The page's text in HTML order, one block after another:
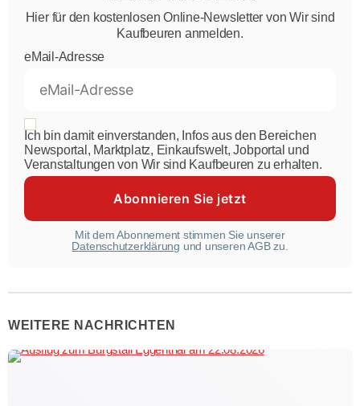
Hier für den kostenlosen Online-Newsletter von Wir sind
Kaufbeuren anmelden.
eMail-Adresse
Ich bin damit einverstanden, Infos aus den Bereichen
Newsportal, Marktplatz, Einkaufswelt, Jobportal und
Veranstaltungen von Wir sind Kaufbeuren zu erhalten.
Mit dem Abonnement stimmen Sie unserer
Datenschutzerklärung und unseren AGB zu.
WEITERE NACHRICHTEN